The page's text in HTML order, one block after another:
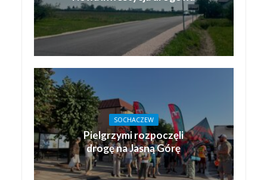
SOCHACZEW
Pielgrzymi rozpoczęli
drogę na Jasną Górę